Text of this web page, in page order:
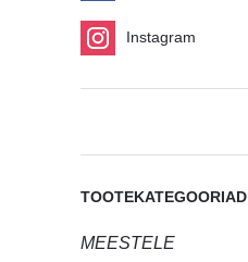
Instagram
TOOTEKATEGOORIAD
MEESTELE